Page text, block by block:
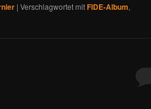
| Verschlagwortet mitFIDE-Album,